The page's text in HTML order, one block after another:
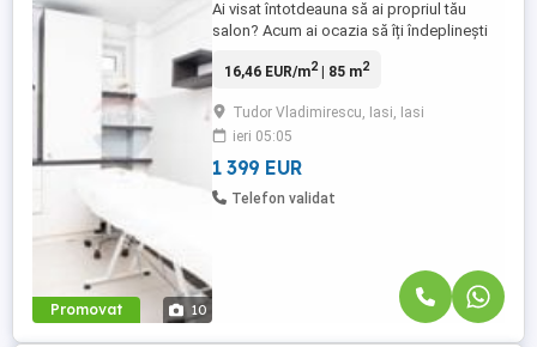
Promovat 10
Ai visat întotdeauna să ai propriul tău
salon? Acum ai ocazia să îți îndeplinești
a funcționat mulți ani la rând ca și salon
este marea ta șansă să-ți dezvolți aici
propria viziune! Spațiul este situat pe
Bulevardul ...
16,46 EUR/m2| 85 m2
Tudor Vladimirescu, Iasi, Iasi
ieri 05:05
1 399 EUR
Telefon validat